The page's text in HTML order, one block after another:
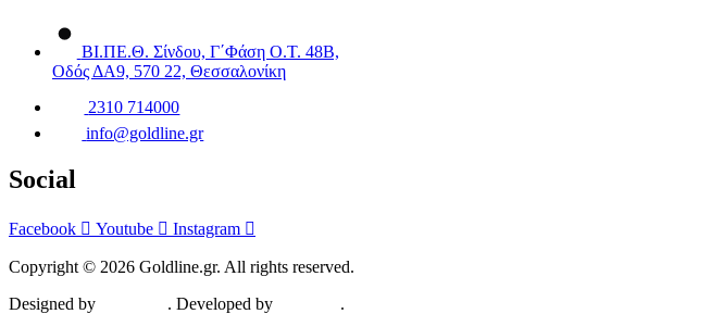
ΒΙ.ΠΕ.Θ. Σίνδου, Γ΄Φάση Ο.Τ. 48Β,
Οδός ΔΑ9, 570 22, Θεσσαλονίκη
2310 714000
info@goldline.gr
Social
Facebook Youtube Instagram
Copyright © 2026 Goldline.gr. All rights reserved.
Designed by
. Developed by .